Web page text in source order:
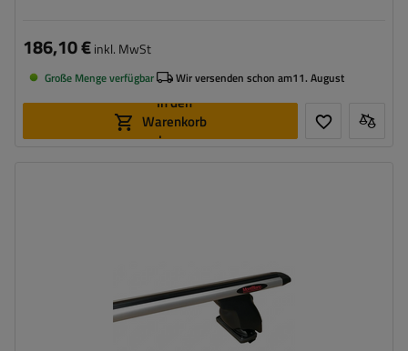
186,10 €inkl. MwSt
Große Menge verfügbar Wir versenden schon am11. August
In den
Warenkorb
legen